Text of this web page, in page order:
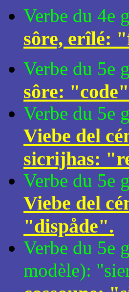
Verbe du 4e
sôre, erîlé:
Verbe du 5e
sôre:
Verbe du 5e
Viebe del
sicrijhas:
Verbe du 5e
Viebe del
"dispåde".
Verbe du 5e
modèle):